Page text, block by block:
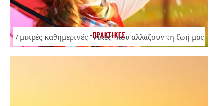
ΠΡΑΚΤΙΚΕΣ
7 μικρές καθημερινές “νίκες” που αλλάζουν τη ζωή μας